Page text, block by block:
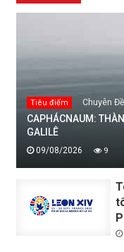
Tiêu điểm Chuyên Đề
CAPHÁCNAUM:
GALILÊ
09/08/2026 9